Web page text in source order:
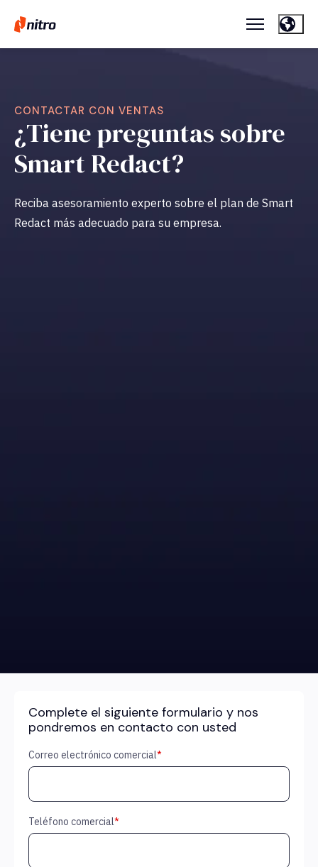
CONTACTAR CON VENTAS
¿Tiene preguntas sobre
Smart Redact?
Reciba asesoramiento experto sobre el plan de Smart
Redact más adecuado para su empresa.
Complete el siguiente formulario y nos
pondremos en contacto con usted
Correo electrónico comercial*
Teléfono comercial*